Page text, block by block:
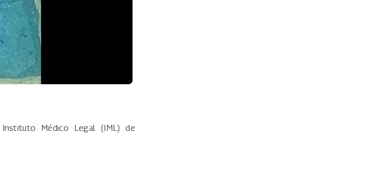
Médico Legal (IML) de